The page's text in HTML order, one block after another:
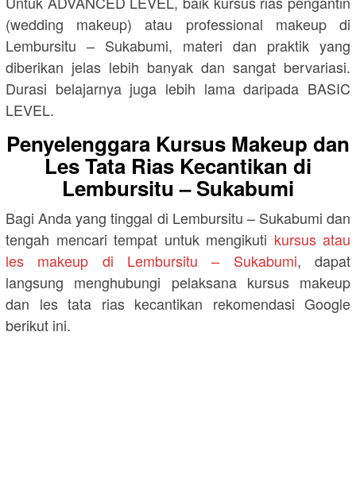
(wedding makeup) atau professional makeup di
Lembursitu – Sukabumi, materi dan praktik yang
diberikan jelas lebih banyak dan sangat bervariasi.
Durasi belajarnya juga lebih lama daripada BASIC
LEVEL.
Penyelenggara Kursus Makeup dan
Les Tata Rias Kecantikan di
Lembursitu – Sukabumi
Bagi Anda yang tinggal di Lembursitu – Sukabumi dan
tengah mencari tempat untuk mengikuti kursus atau
les makeup di Lembursitu – Sukabumi, dapat
langsung menghubungi pelaksana kursus makeup
dan les tata rias kecantikan rekomendasi Google
berikut ini.